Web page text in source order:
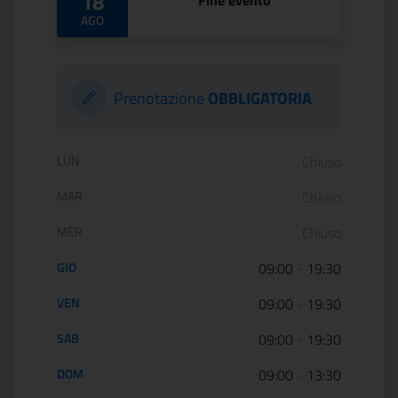
AGO
Prenotazione OBBLIGATORIA
Orario di apertura:
LUN
MAR
MER
GIO 09:00 19:30
VEN 09:00 19:30
SAB 09:00 19:30
DOM 09:00 13:30